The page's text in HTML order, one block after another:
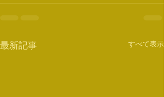
最新記事 すべて表示